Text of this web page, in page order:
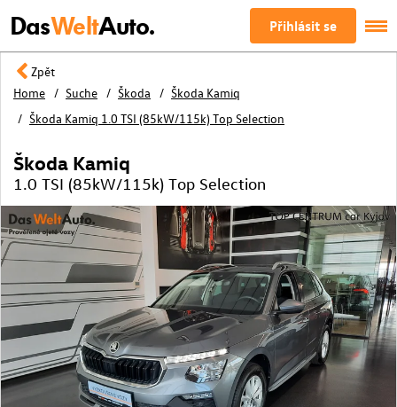
DasWeltAuto. Přihlásit se
Zpět
Home
Suche Škoda
Škoda Kamiq
Škoda Kamiq 1.0 TSI (85kW/115k) Top Selection
Škoda Kamiq
1.0 TSI (85kW/115k) Top Selection